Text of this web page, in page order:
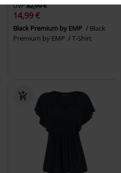
UVP32,99 €
14,99 €
Black Premium by EMP
Black
Premium by EMP
T-Shirt